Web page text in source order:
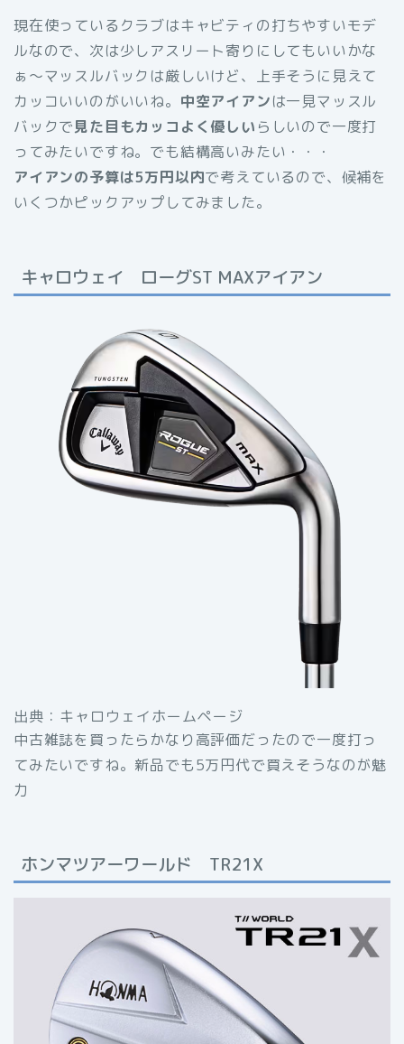
現在使っているクラブはキャビティの打ちやすいモデ
ルなので、次は少しアスリート寄りにしてもいいかな
ぁ〜マッスルバックは厳しいけど、上手そうに見えて
カッコいいのがいいね。 中空アイアンは一見マッスル
バックで見た目もカッコよく優しい らしいので一度打
ってみたいですね。でも結構高いみたい・・・
アイアンの予算は5万円以内で考えているので、候補を
いくつかピックアップしてみました。
キャロウェイ ローグST MAXアイアン
出典：キャロウェイホームページ
中古雑誌を買ったらかなり高評価だったので一度打っ
てみたいですね。新品でも5万円代で買えそうなのが魅
力
ホンマツアーワールド TR21X